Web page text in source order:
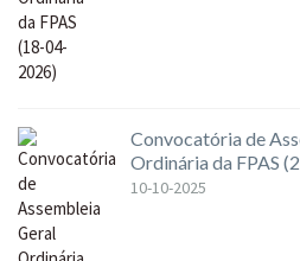
Convocatória de
Ordinária da FPAS
10-10-2025